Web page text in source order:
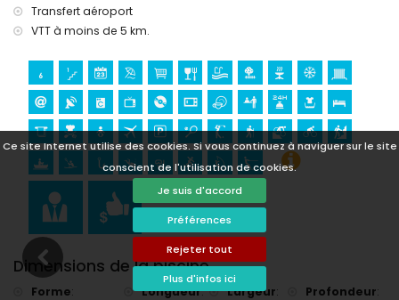
Ce site Internet utilise des cookies. Si vous continuez à naviguer sur le site
conscient de l'utilisation de cookies.
Je suis d'accord
Préférences
Rejeter tout
Plus d'infos ici
Transfert aéroport
VTT à moins de 5 km.
Dimensions de la piscine
Forme: Longueur: Largeur: Profondeur: